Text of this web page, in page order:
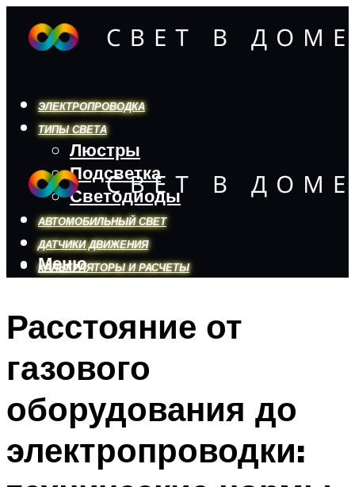
ЭЛЕКТРОПРОВОДКА
ТИПЫ СВЕТА
Люстры
Подсветка
Светодиоды
АВТОМОБИЛЬНЫЙ СВЕТ
ДАТЧИКИ ДВИЖЕНИЯ
КАЛЬКУЛЯТОРЫ И РАСЧЕТЫ
Меню
Меню
Расстояние от
газового
оборудования до
электропроводки: